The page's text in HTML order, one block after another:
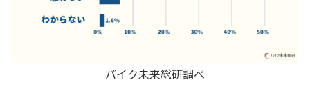
バイク未来総研調べ